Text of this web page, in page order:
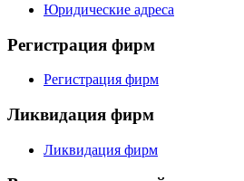
Юридические адреса
Регистрация фирм
Регистрация фирм
Ликвидация фирм
Ликвидация фирм